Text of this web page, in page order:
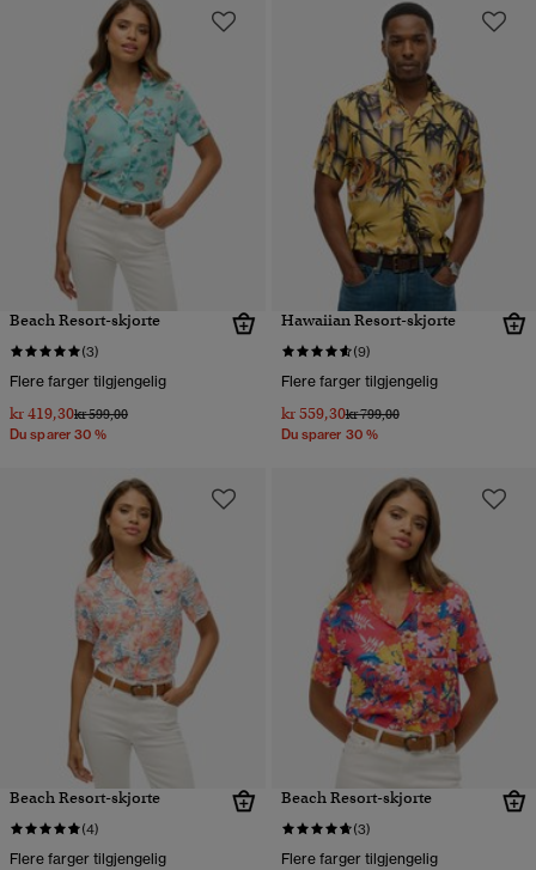
Beach Resort-skjorte
(3)
Flere farger tilgjengelig
kr 419,30Pris nedsatt fra
kr 599,00til
Du sparer 30 %
Hawaiian Resort-skjorte
(9)
Flere farger tilgjengelig
kr 559,30Pris nedsatt fra
kr 799,00til
Du sparer 30 %
Beach Resort-skjorte
(4)
Flere farger tilgjengelig
Beach Resort-skjorte
(3)
Flere farger tilgjengelig